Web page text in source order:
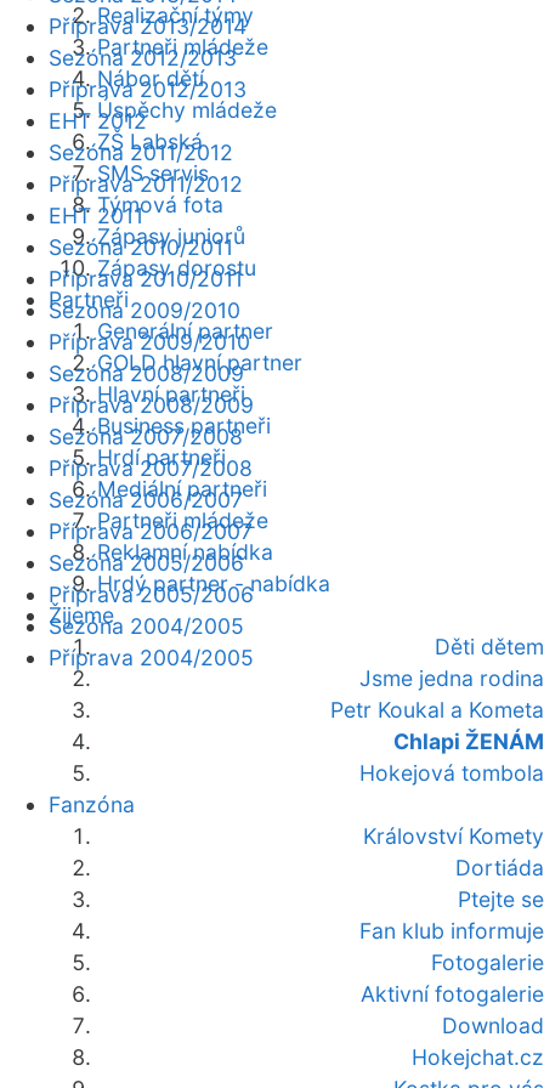
Realizační týmy
Partneři mládeže
Nábor dětí
Úspěchy mládeže
ZŠ Labská
SMS servis
Týmová fota
Zápasy juniorů
Zápasy dorostu
Partneři
Generální partner
GOLD hlavní partner
Hlavní partneři
Business partneři
Hrdí partneři
Mediální partneři
Partneři mládeže
Reklamní nabídka
Hrdý partner - nabídka
Žijeme
Děti dětem
Jsme jedna rodina
Petr Koukal a Kometa
Chlapi ŽENÁM
Hokejová tombola
Fanzóna
Království Komety
Dortiáda
Ptejte se
Fan klub informuje
Fotogalerie
Aktivní fotogalerie
Download
Hokejchat.cz
Příprava 2013/2014
Sezóna 2012/2013
Příprava 2012/2013
EHT 2012
Sezóna 2011/2012
Příprava 2011/2012
EHT 2011
Sezóna 2010/2011
Příprava 2010/2011
Sezóna 2009/2010
Příprava 2009/2010
Sezóna 2008/2009
Příprava 2008/2009
Sezóna 2007/2008
Příprava 2007/2008
Sezóna 2006/2007
Příprava 2006/2007
Sezóna 2005/2006
Příprava 2005/2006
Sezóna 2004/2005
Příprava 2004/2005